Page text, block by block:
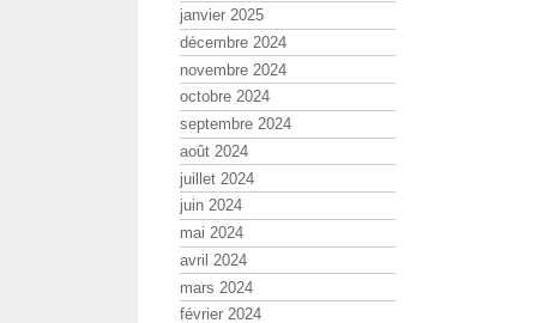
janvier 2025
décembre 2024
novembre 2024
octobre 2024
septembre 2024
août 2024
juillet 2024
juin 2024
mai 2024
avril 2024
mars 2024
février 2024